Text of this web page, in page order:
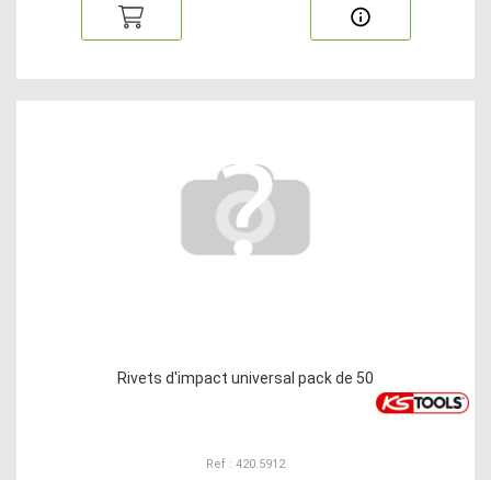
Rivets d'impact universal pack de 50
Ref : 420.5912